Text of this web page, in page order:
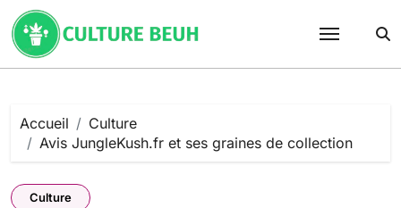
Passer
au
contenu
Accueil
Culture
Avis JungleKush.fr et ses graines de collection
Culture